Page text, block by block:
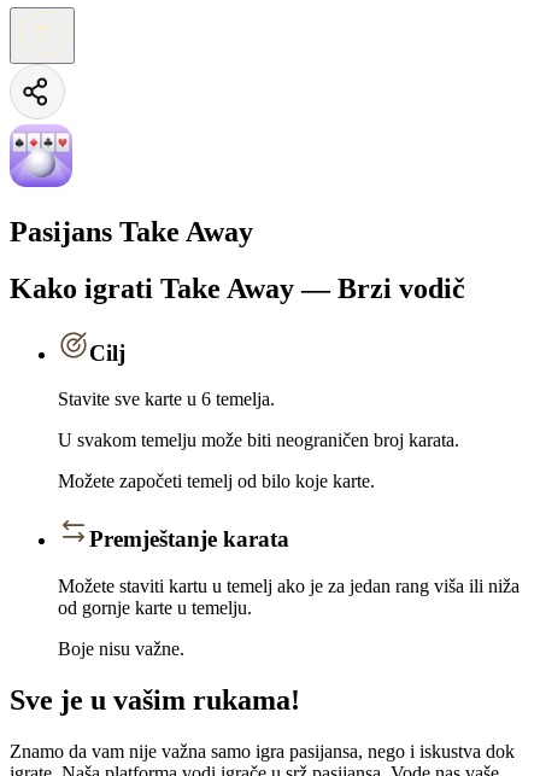
Pasijans Take Away
Kako igrati Take Away — Brzi vodič
Cilj
Stavite sve karte u 6 temelja.
U svakom temelju može biti neograničen broj karata.
Možete započeti temelj od bilo koje karte.
Premještanje karata
Možete staviti kartu u temelj ako je za jedan rang viša ili niža
od gornje karte u temelju.
Boje nisu važne.
Sve je u vašim rukama!
Znamo da vam nije važna samo igra pasijansa, nego i iskustva dok